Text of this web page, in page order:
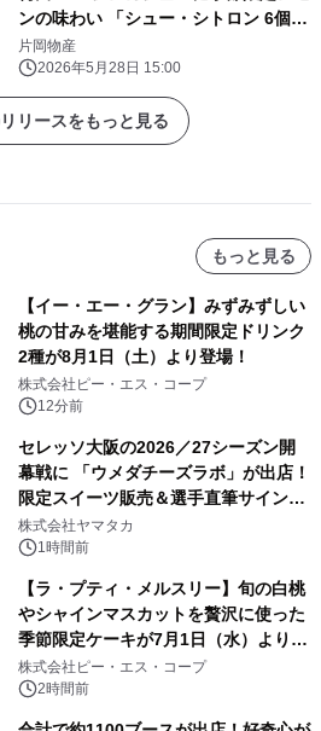
ンの味わい 「シュー・シトロン 6個
入」新発売
片岡物産
2026年5月28日 15:00
リースをもっと見る
もっと見る
【イー・エー・グラン】みずみずしい
桃の甘みを堪能する期間限定ドリンク
2種が8月1日（土）より登場！
株式会社ピー・エス・コープ
12分前
セレッソ大阪の2026／27シーズン開
幕戦に 「ウメダチーズラボ」が出店！
限定スイーツ販売＆選手直筆サイング
ッズが当たる抽選会を 8月8日に開催
株式会社ヤマタカ
1時間前
【ラ・プティ・メルスリー】旬の白桃
やシャインマスカットを贅沢に使った
季節限定ケーキが7月1日（水）より順
次登場！
株式会社ピー・エス・コープ
2時間前